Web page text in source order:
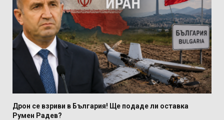
Дрон се взриви в България! Ще подаде ли оставка
Румен Радев?